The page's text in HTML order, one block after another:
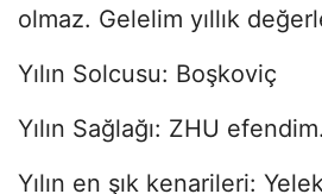
olmaz. Gelelim yıllık
Yılın Solcusu: Boşkoviç
Yılın Sağlağı: ZHU
Yılın en şık kenarileri: